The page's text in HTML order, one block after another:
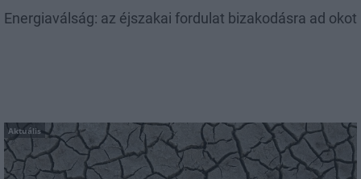
Energiaválság: az éjszakai fordulat bizakodásra ad okot
Aktuális